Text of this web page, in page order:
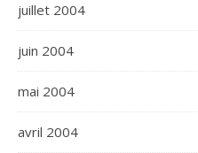
juillet 2004
juin 2004
mai 2004
avril 2004